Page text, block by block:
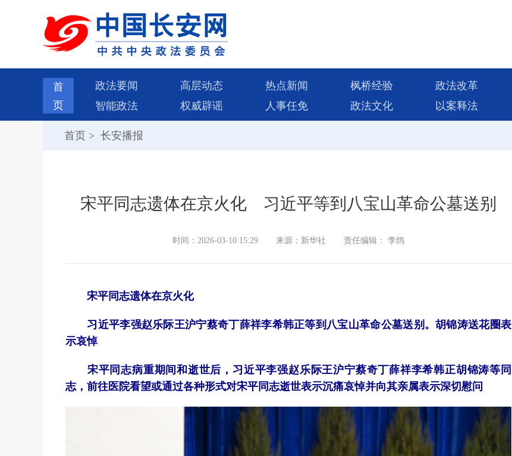
首
页
政法要闻 高层动态 热点新闻 枫桥经验 政法改革
智能政法
权威辟谣 人事任免 政法文化 以案释法
首页 > 长安播报
宋平同志遗体在京火化 习近平等到八宝山革命公墓送别
时间：2026-03-10 15:29 来源：新华社 责任编辑： 李鸽
宋平同志遗体在京火化
习近平李强赵乐际王沪宁蔡奇丁薛祥李希韩正等到八宝山革命公墓送别。胡锦涛送花圈表
示哀悼
宋平同志病重期间和逝世后，习近平李强赵乐际王沪宁蔡奇丁薛祥李希韩正胡锦涛等同
志，前往医院看望或通过各种形式对宋平同志逝世表示沉痛哀悼并向其亲属表示深切慰问